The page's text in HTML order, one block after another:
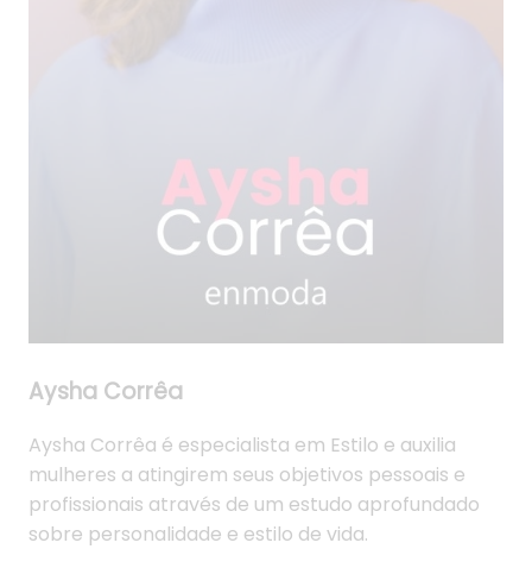
Aysha Corrêa
Aysha Corrêa é especialista em Estilo e auxilia
mulheres a atingirem seus objetivos pessoais e
profissionais através de um estudo aprofundado
sobre personalidade e estilo de vida.